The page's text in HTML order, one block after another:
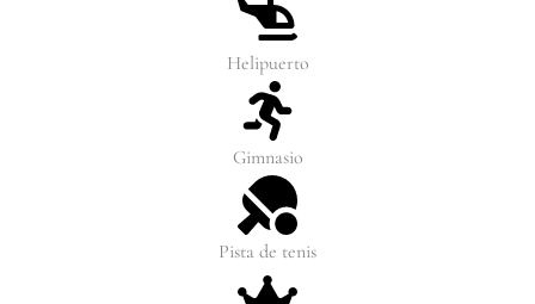
Helipuerto
Gimnasio
Pista de tenis